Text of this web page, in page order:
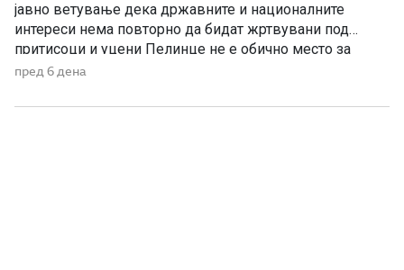
јавно ветување дека државните и националните
интереси нема повторно да бидат жртвувани под
притисоци и уцени Пелинце не е обично место за
политички говори. Таму секој збор има поголема
државотворната мисла на македонскиот народ. Затоа
пред 6 дена